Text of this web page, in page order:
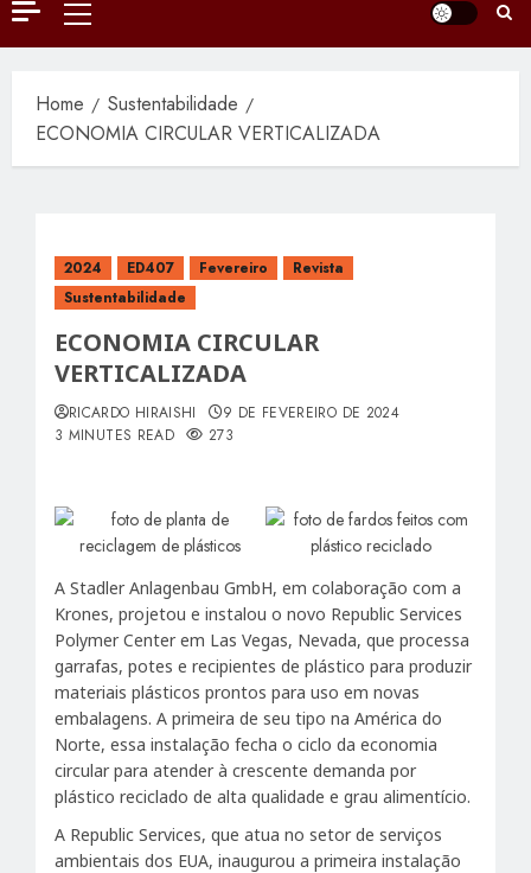
Primary
Menu
Home
Sustentabilidade
ECONOMIA CIRCULAR VERTICALIZADA
2024 ED407 Fevereiro
Revista
Sustentabilidade
ECONOMIA CIRCULAR
VERTICALIZADA
RICARDO HIRAISHI
9 DE FEVEREIRO DE 2024
3 MINUTES READ
273
A Stadler Anlagenbau GmbH, em colaboração com a
Krones, projetou e instalou o novo Republic Services
Polymer Center em Las Vegas, Nevada, que processa
garrafas, potes e recipientes de plástico para produzir
materiais plásticos prontos para uso em novas
embalagens. A primeira de seu tipo na América do
Norte, essa instalação fecha o ciclo da economia
circular para atender à crescente demanda por
plástico reciclado de alta qualidade e grau alimentício.
A Republic Services, que atua no setor de serviços
ambientais dos EUA, inaugurou a primeira instalação